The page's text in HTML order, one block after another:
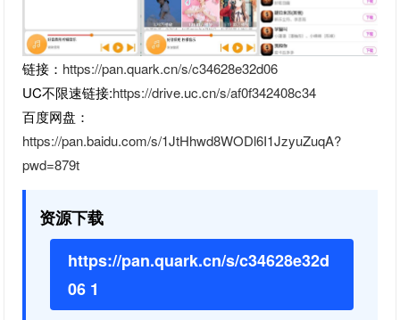
链接： https://pan.quark.cn/s/c34628e32d06
UC不限速链接:https://drive.uc.cn/s/af0f342408c34
百度网盘：
https://pan.baidu.com/s/1JtHhwd8WODl6I1JzyuZuqA?
pwd=879t
资源下载
https://pan.quark.cn/s/c34628e32d
06 1